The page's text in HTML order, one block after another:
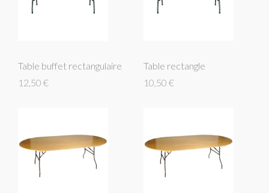
Table buffet rectangulaire
12,50 €
Table rectangle
10,50 €